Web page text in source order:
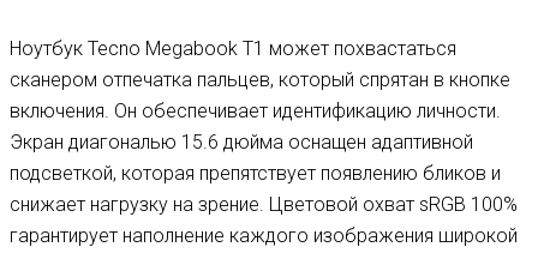
Ноутбук Tecno Megabook T1 может похвастаться
сканером отпечатка пальцев, который спрятан в кнопке
включения. Он обеспечивает идентификацию личности.
Экран диагональю 15.6 дюйма оснащен адаптивной
подсветкой, которая препятствует появлению бликов и
снижает нагрузку на зрение. Цветовой охват sRGB 100%
гарантирует наполнение каждого изображения широкой